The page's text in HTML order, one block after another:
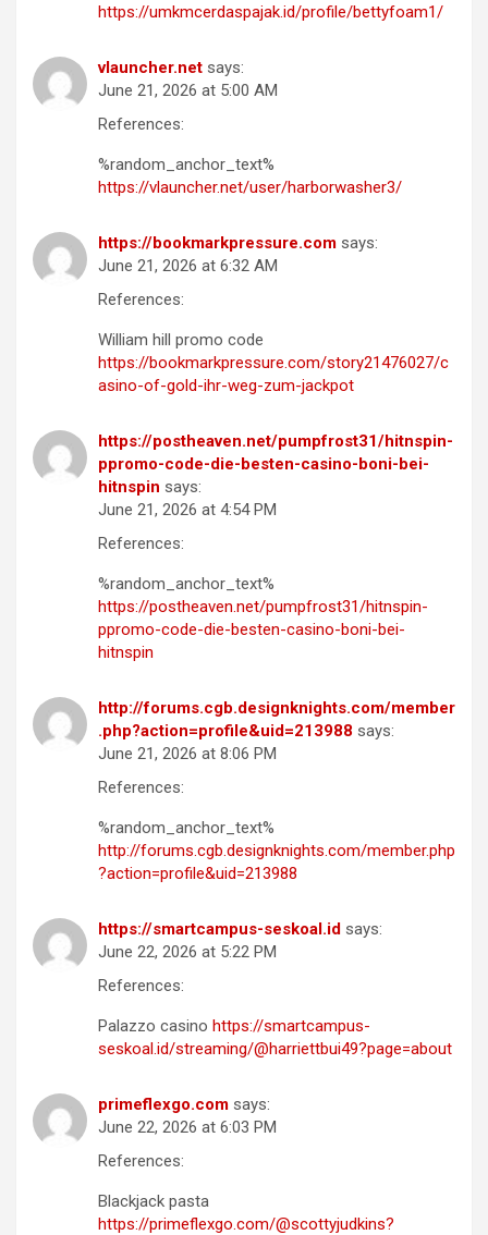
https://umkmcerdaspajak.id/profile/bettyfoam1/
vlauncher.net says:
June 21, 2026 at 5:00 AM
References:
%random_anchor_text%
https://vlauncher.net/user/harborwasher3/
https://bookmarkpressure.com says:
June 21, 2026 at 6:32 AM
References:
William hill promo code
https://bookmarkpressure.com/story21476027/c
asino-of-gold-ihr-weg-zum-jackpot
https://postheaven.net/pumpfrost31/hitnspin-
ppromo-code-die-besten-casino-boni-bei-
hitnspin says:
June 21, 2026 at 4:54 PM
References:
%random_anchor_text%
https://postheaven.net/pumpfrost31/hitnspin-
ppromo-code-die-besten-casino-boni-bei-
hitnspin
http://forums.cgb.designknights.com/member
.php?action=profile&uid=213988 says:
June 21, 2026 at 8:06 PM
References:
%random_anchor_text%
http://forums.cgb.designknights.com/member.php
?action=profile&uid=213988
https://smartcampus-seskoal.id says:
June 22, 2026 at 5:22 PM
References:
Palazzo casino https://smartcampus-
seskoal.id/streaming/@harriettbui49?page=about
primeflexgo.com says:
June 22, 2026 at 6:03 PM
References:
Blackjack pasta
https://primeflexgo.com/@scottyjudkins?